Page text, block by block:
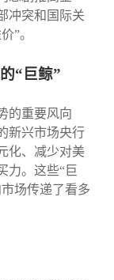
冲突和国际关
”。
“巨鲸”
的重要风向
新兴市场央行
化、减少对美
力。这些“巨
场传递了看多